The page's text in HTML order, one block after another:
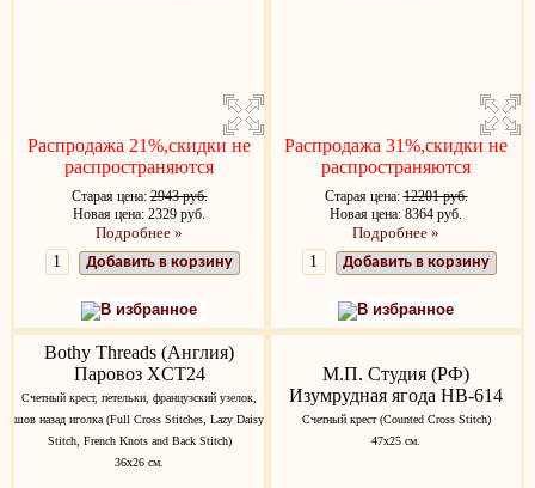
Распродажа 21%,скидки не
распространяются
Старая цена:2943 руб.
Новая цена: 2329 руб.
Подробнее »
Добавить в корзину
В избранное
Распродажа 31%,скидки не
распространяются
Старая цена:12201 руб.
Новая цена: 8364 руб.
Подробнее »
Добавить в корзину
В избранное
Bothy Threads (Англия)
Паровоз XCT24
Счетный крест, петельки, французский узелок,
шов назад иголка (Full Cross Stitches, Lazy Daisy
Stitch, French Knots and Back Stitch)
36х26 см.
М.П. Студия (РФ)
Изумрудная ягода НВ-614
Счетный крест (Counted Cross Stitch)
47х25 см.